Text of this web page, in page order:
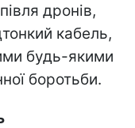
дронів,
кабель,
будь-якими
боротьби.